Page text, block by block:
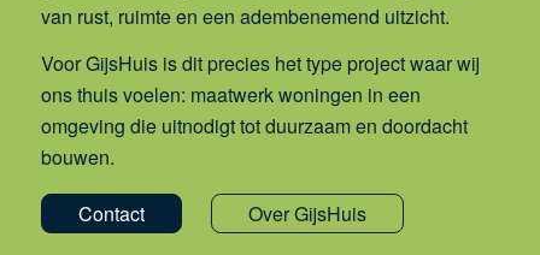
van rust, ruimte en een adembenemend uitzicht.
Voor GijsHuis is dit precies het type project waar wij
ons thuis voelen: maatwerk woningen in een
omgeving die uitnodigt tot duurzaam en doordacht
bouwen.
Contact Over GijsHuis